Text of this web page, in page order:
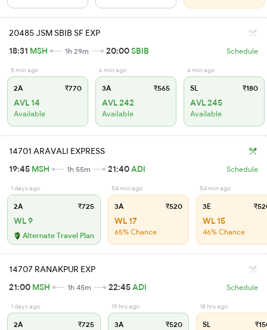
20485 JSM SBIB SF EXP
18:31 MSH 1h 29m 20:00SBIB Schedule
5 min ago
2A ₹770
AVL 14
Available
6 min ago
3A ₹565
AVL 242
Available
6 min ago
SL ₹180
AVL 245
Available
14701 ARAVALI EXPRESS
19:45 MSH 1h 55m 21:40ADI Schedule
1 days ago
2A ₹725
WL 9
Alternate Travel Plan
54 min ago
3A ₹520
WL 17
65% Chance
54 min ago
3E
WL 15
46% Chance
14707 RANAKPUR EXP
21:00 MSH 1h 45m 22:45ADI Schedule
1 days ago
2A ₹725
19 hrs ago
3A ₹520
18 hrs ago
SL